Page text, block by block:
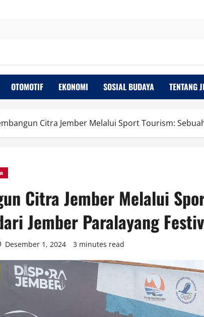
OTOMOTIF EKONOMI SOSIAL BUDAYA TENTANG
Citra Jember Melalui Sport Tourism:
Citra Jember Melalui
Jember Paralayang
Desember 1, 2024 3 minutes read